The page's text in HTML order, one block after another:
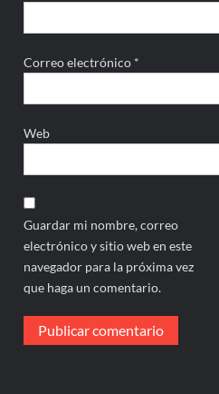
Correo electrónico *
Web
Guardar mi nombre, correo
electrónico y sitio web en este
navegador para la próxima vez
que haga un comentario.